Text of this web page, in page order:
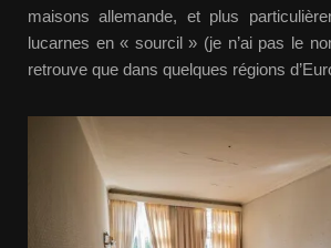
maisons allemande, et plus
lucarnes en « sourcil » (je n’ai pas le
retrouve que dans quelques régions